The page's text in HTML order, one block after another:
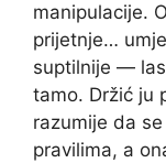
manipulacije.
prijetnje…
suptilnije —
tamo. Držić ju
razumije da
pravilima, a